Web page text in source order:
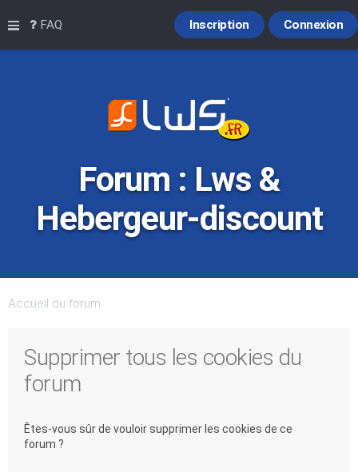
Raccourcis
FAQ Connexion
Inscription
Forum : Lws &
Hebergeur-discount
Accueil du forum
Supprimer tous les cookies du
forum
Êtes-vous sûr de vouloir supprimer les cookies de ce
forum ?